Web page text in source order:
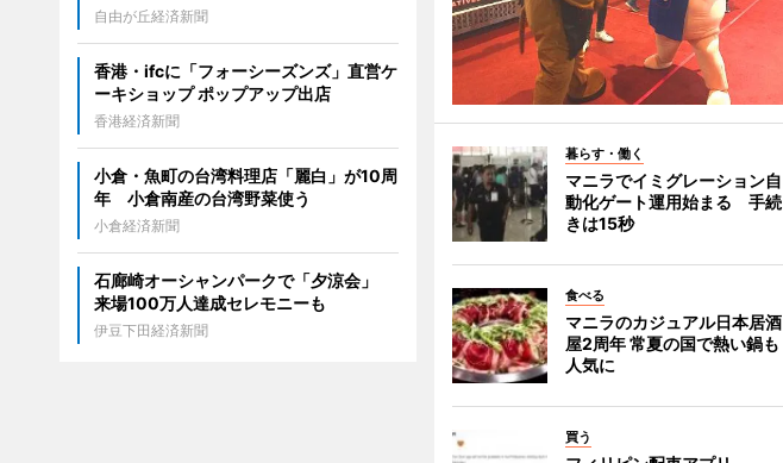
暮らす・働く
マニラでイミグレーション自
動化ゲート運用始まる 手続
きは15秒
食べる
マニラのカジュアル日本居酒
屋2周年 常夏の国で熱い鍋も
人気に
買う
自由が丘経済新聞
香港・ifcに「フォーシーズンズ」直営ケ
ーキショップ ポップアップ出店
香港経済新聞
小倉・魚町の台湾料理店「麗白」が10周
年 小倉南産の台湾野菜使う
小倉経済新聞
石廊崎オーシャンパークで「夕涼会」
来場100万人達成セレモニーも
伊豆下田経済新聞